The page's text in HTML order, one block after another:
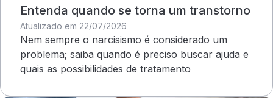
Entenda quando se torna um transtorno
Atualizado em 22/07/2026
Nem sempre o narcisismo é considerado um
problema; saiba quando é preciso buscar ajuda e
quais as possibilidades de tratamento